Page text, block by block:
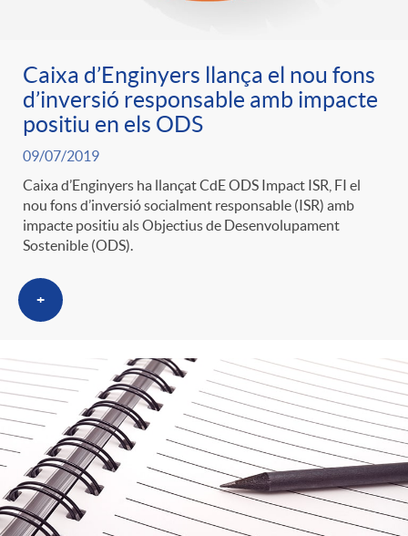
Caixa d’Enginyers llança el nou fons
d’inversió responsable amb impacte
positiu en els ODS
09/07/2019
Caixa d’Enginyers ha llançat CdE ODS Impact ISR, FI el
nou fons d’inversió socialment responsable (ISR) amb
impacte positiu als Objectius de Desenvolupament
Sostenible (ODS).
+